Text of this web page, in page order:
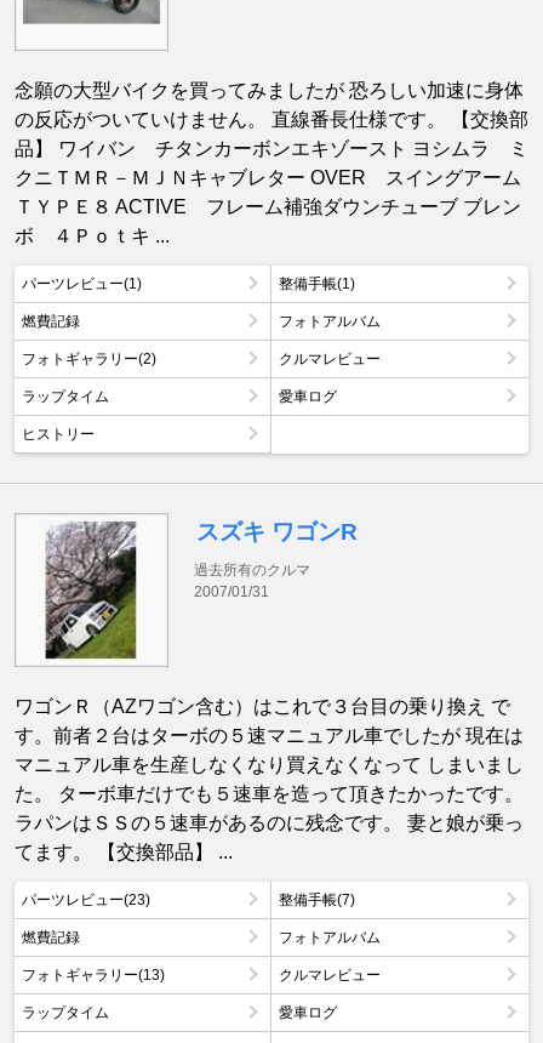
念願の大型バイクを買ってみましたが 恐ろしい加速に身体
の反応がついていけません。 直線番長仕様です。 【交換部
品】 ワイバン チタンカーボンエキゾースト ヨシムラ ミ
クニＴＭＲ－ＭＪＮキャブレター OVER スイングアーム
ＴＹＰＥ８ ACTIVE フレーム補強ダウンチューブ ブレン
ボ ４Ｐｏｔキ ...
パーツレビュー(1) 整備手帳(1)
燃費記録 フォトアルバム
フォトギャラリー(2) クルマレビュー
ラップタイム 愛車ログ
ヒストリー
スズキ ワゴンR
過去所有のクルマ
2007/01/31
ワゴンＲ（AZワゴン含む）はこれで３台目の乗り換え で
す。前者２台はターボの５速マニュアル車でしたが 現在は
マニュアル車を生産しなくなり買えなくなって しまいまし
た。 ターボ車だけでも５速車を造って頂きたかったです。
ラパンはＳＳの５速車があるのに残念です。 妻と娘が乗っ
てます。 【交換部品】 ...
パーツレビュー(23) 整備手帳(7)
燃費記録 フォトアルバム
フォトギャラリー(13) クルマレビュー
ラップタイム 愛車ログ